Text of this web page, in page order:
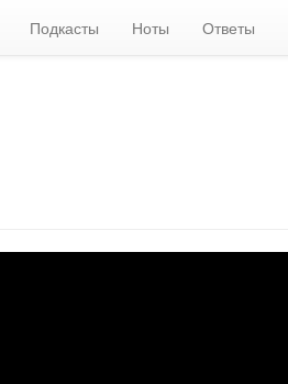
Подкасты Ноты Ответы